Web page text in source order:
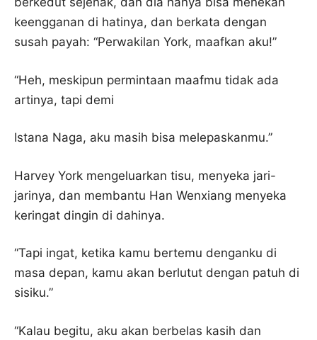
keengganan di hatinya, dan berkata dengan
susah payah: “Perwakilan York, maafkan aku!”
“Heh, meskipun permintaan maafmu tidak ada
artinya, tapi demi
Istana Naga, aku masih bisa melepaskanmu.”
Harvey York mengeluarkan tisu, menyeka jari-
jarinya, dan membantu Han Wenxiang menyeka
keringat dingin di dahinya.
“Tapi ingat, ketika kamu bertemu denganku di
masa depan, kamu akan berlutut dengan patuh di
sisiku.”
“Kalau begitu, aku akan berbelas kasih dan